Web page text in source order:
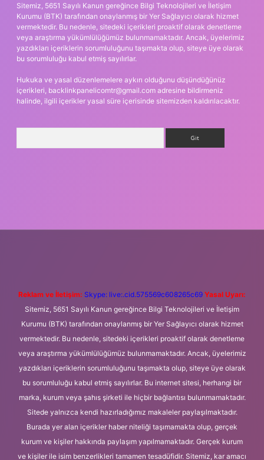
Sitemiz, 5651 Sayılı Kanun gereğince Bilgi Teknolojileri ve İletişim
Kurumu (BTK) tarafından onaylanmış bir Yer Sağlayıcı olarak hizmet
vermektedir. Bu nedenle, sitedeki içerikleri proaktif olarak denetleme
veya araştırma yükümlülüğümüz bulunmamaktadır. Ancak, üyelerimiz
yazdıkları içeriklerin sorumluluğunu taşımakta olup, siteye üye olarak
bu sorumluluğu kabul etmiş sayılırlar.
Hukuka ve yasal düzenlemelere aykırı olduğunu düşündüğünüz
içerikleri, backlinkpanelicomtr@gmail.com adresine bildirmeniz
halinde, ilgili içerikler yasal süre içerisinde sitemizden kaldırılacaktır.
Reklam ve İletişim: Skype: live:.cid.575569c608265c69 Yasal Uyarı:
Sitemiz, 5651 Sayılı Kanun gereğince Bilgi Teknolojileri ve İletişim
Kurumu (BTK) tarafından onaylanmış bir Yer Sağlayıcı olarak hizmet
vermektedir. Bu nedenle, sitedeki içerikleri proaktif olarak denetleme
veya araştırma yükümlülüğümüz bulunmamaktadır. Ancak, üyelerimiz
yazdıkları içeriklerin sorumluluğunu taşımakta olup, siteye üye olarak
bu sorumluluğu kabul etmiş sayılırlar. Bu internet sitesi, herhangi bir
marka, kurum veya şahıs şirketi ile hiçbir bağlantısı bulunmamaktadır.
Sitede yalnızca kendi hazırladığımız makaleler paylaşılmaktadır.
Burada yer alan içerikler haber niteliği taşımamakta olup, gerçek
kurum ve kişiler hakkında paylaşım yapılmamaktadır. Gerçek kurum
ve kişiler ile isim benzerlikleri tamamen tesadüfidir. Sitemiz, kar amacı